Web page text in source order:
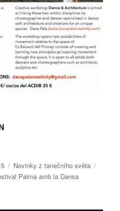
Rubriky:
Novinky z tanečního světa
Palma amb la Dansa